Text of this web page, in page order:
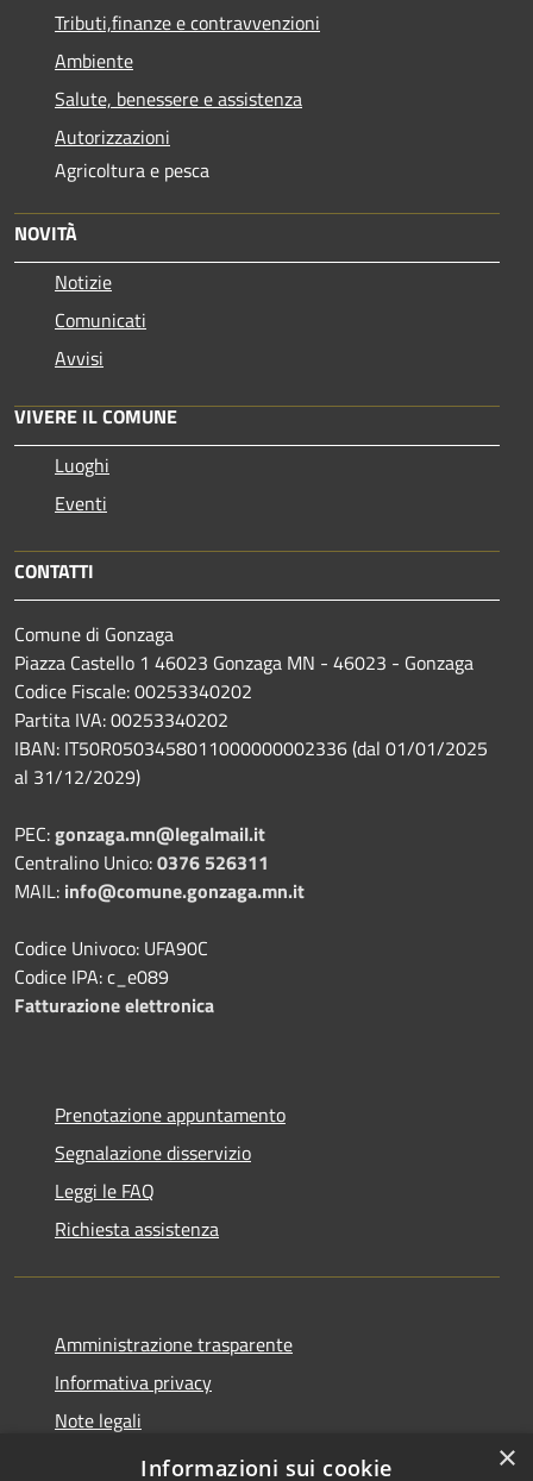
Tributi,finanze e contravvenzioni
Ambiente
Salute, benessere e assistenza
Autorizzazioni
Agricoltura e pesca
NOVITÀ
Notizie
Comunicati
Avvisi
VIVERE IL COMUNE
Luoghi
Eventi
CONTATTI
Comune di Gonzaga
Piazza Castello 1 46023 Gonzaga MN - 46023 - Gonzaga
Codice Fiscale: 00253340202
Partita IVA: 00253340202
IBAN: IT50R0503458011000000002336 (dal 01/01/2025
al 31/12/2029)
PEC:gonzaga.mn@legalmail.it
Centralino Unico:0376 526311
MAIL: info@comune.gonzaga.mn.it
Codice Univoco: UFA90C
Codice IPA: c_e089
Fatturazione elettronica
Prenotazione appuntamento
Segnalazione disservizio
Leggi le FAQ
Richiesta assistenza
Amministrazione trasparente
Informativa privacy
Note legali
Dichiarazione di accessibilità
×
Informazioni sui cookie